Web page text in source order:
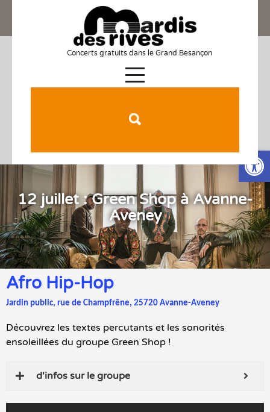
Concerts gratuits dans le Grand Besançon
12 juillet : Green Shop à Avanne-
Aveney
Afro Hip-Hop
Jardin public, rue de Champfrêne, 25720 Avanne-Aveney
Découvrez les textes percutants et les sonorités
ensoleillées du groupe Green Shop !
d'infos sur le groupe